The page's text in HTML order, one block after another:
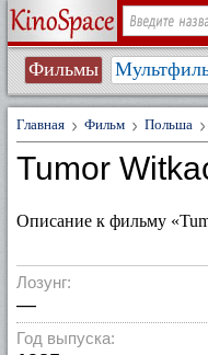
Фильмы
Главная Фильм Польша
Tumor
Описание к фильму
Лозунг:
—
Год выпуска: